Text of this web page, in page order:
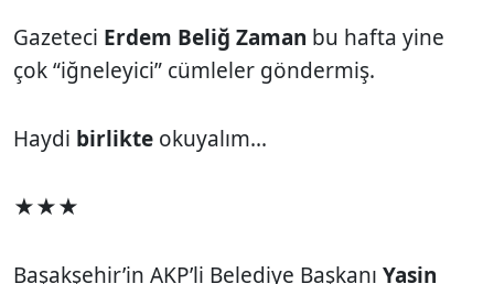
Gazeteci Erdem Beliğ Zaman bu hafta yine
çok “iğneleyici” cümleler göndermiş.
Haydi birlikte okuyalım...
★★★
Başakşehir’in AKP’li Belediye Başkanı Yasin